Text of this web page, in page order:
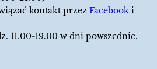
kontakt przez Facebook i
11.00-19.00 w dni powszednie.